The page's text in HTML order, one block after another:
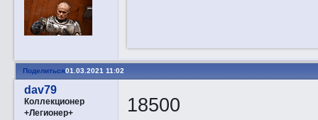
Поделиться01.03.2021 11:02
dav79
Коллекционер
+Легионер+
18500